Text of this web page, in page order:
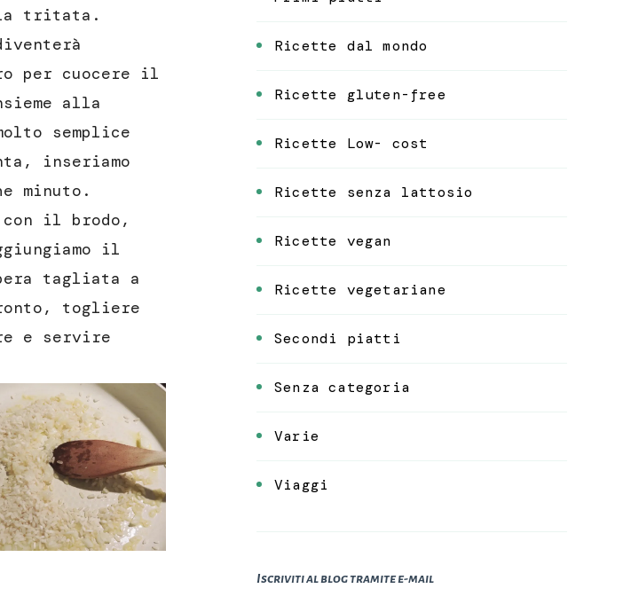
tritata.
per cuocere il
alla
semplice
inseriamo
minuto.
il brodo,
il
tagliata a
togliere
e servire
Ricette dal mondo
Ricette gluten-free
Ricette Low- cost
Ricette senza lattosio
Ricette vegan
Ricette vegetariane
Secondi piatti
Senza categoria
Varie
Viaggi
Iscriviti al blog tramite e-mail